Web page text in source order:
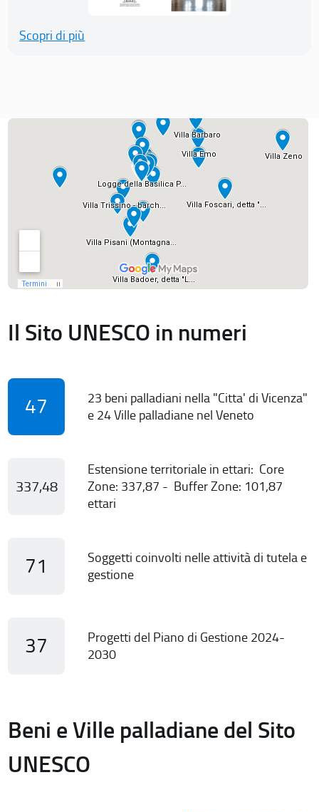
Scopri di più
Il Sito UNESCO in numeri
47
23 beni palladiani nella "Citta' di Vicenza"
e 24 Ville palladiane nel Veneto
337,48
Estensione territoriale in ettari: Core
Zone: 337,87 - Buffer Zone: 101,87
ettari
71
Soggetti coinvolti nelle attività di tutela e
gestione
37
Progetti del Piano di Gestione 2024-
2030
Beni e Ville palladiane del Sito
UNESCO